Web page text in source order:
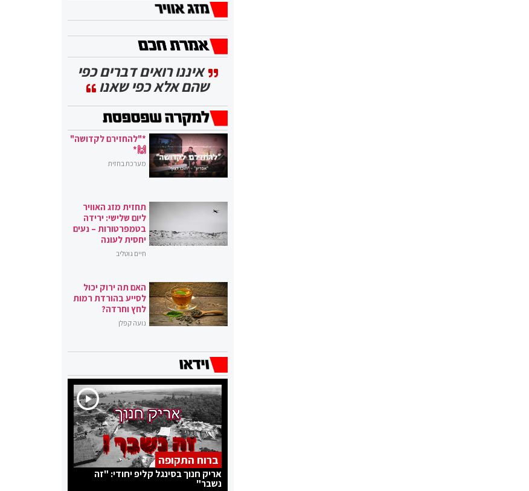
איננו רואים דברים כפי
שהם אלא כפי שאנו
*"להחזירם לקדושה"
🙌*
מערכת בחזית
תחזית מזג האוויר
ליום שלישי: ירידה
בטמפרטורות – נעים
יחסית לעונה
חיים גוטליב
האם תה ירוק יכול
לסייע בהורדת רמות
לחץ וחרדה?
נועה קפלן
ברוח התקופה
אריק חנוך בסינגל קליפ יחודי: "זה
נשבר"